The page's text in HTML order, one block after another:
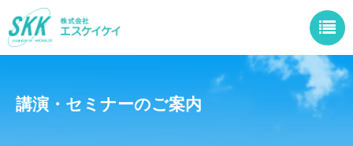
講演・セミナーのご案内